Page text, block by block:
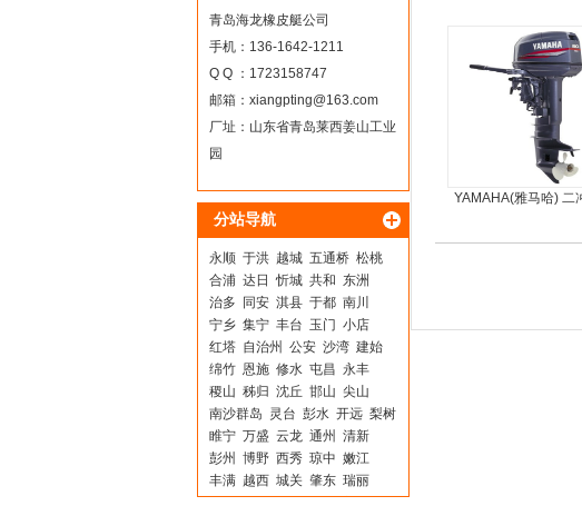
青岛海龙橡皮艇公司
手机：136-1642-1211
Q Q ：1723158747
邮箱： xiangpting@163.com
厂址：山东省青岛莱西姜山工业
园
分站导航
永顺 于洪 越城 五通桥 松桃
合浦 达日 忻城 共和 东洲
治多
同安 淇县 于都 南川
宁乡 集宁 丰台 玉门 小店
红塔 自治州 公安 沙湾 建始
绵竹 恩施 修水 屯昌 永丰
稷山 秭归 沈丘 邯山 尖山
南沙群岛 灵台 彭水 开远 梨树
睢宁 万盛 云龙 通州 清新
彭州 博野 西秀 琼中 嫩江
丰满 越西 城关 肇东 瑞丽
YAMAHA(雅马哈) 二